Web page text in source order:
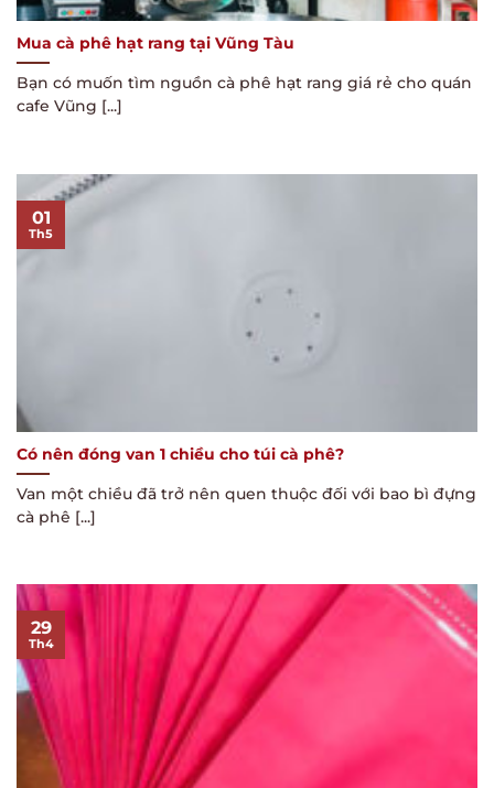
Mua cà phê hạt rang tại Vũng Tàu
Bạn có muốn tìm nguồn cà phê hạt rang giá rẻ cho quán
cafe Vũng [...]
Có nên đóng van 1 chiều cho túi cà phê?
Van một chiều đã trở nên quen thuộc đối với bao bì đựng
cà phê [...]
01
Th5
29
Th4